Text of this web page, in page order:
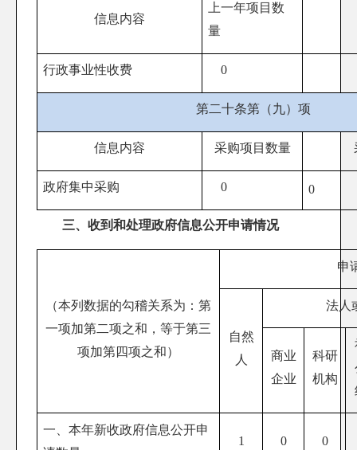
信息内容
上一年项目数
量
行政事业性收费 0
第二十条第（九）项
信息内容 采购项目数量
政府集中采购 0 0
三、收到和处理政府信息公开申请情况
（本列数据的勾稽关系为：第
一项加第二项之和，等于第三
项加第四项之和）
申
自然
人
法人
商业
企业
科研
机构
一、本年新收政府信息公开申
1 0 0